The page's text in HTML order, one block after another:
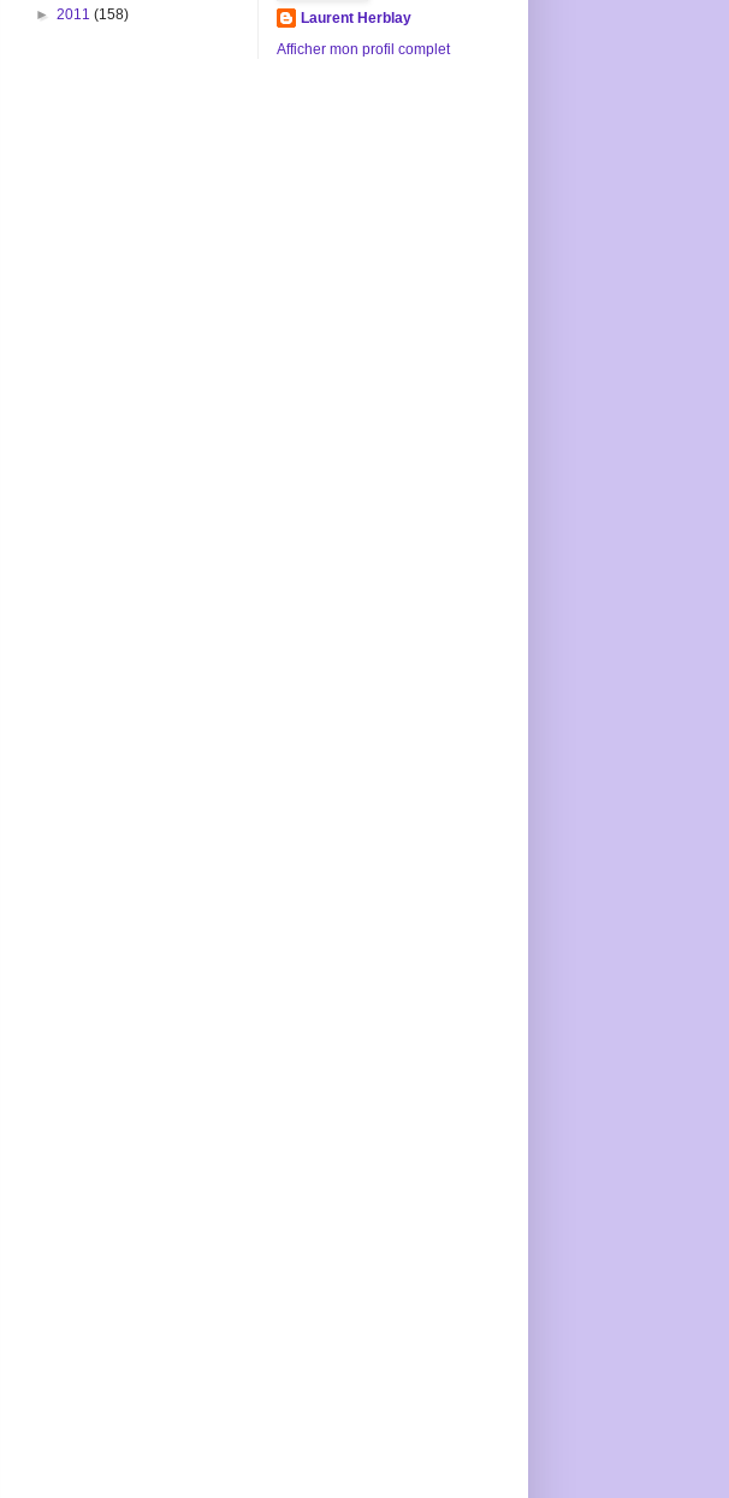
► 2011 (158)
Laurent Herblay
Afficher mon profil complet